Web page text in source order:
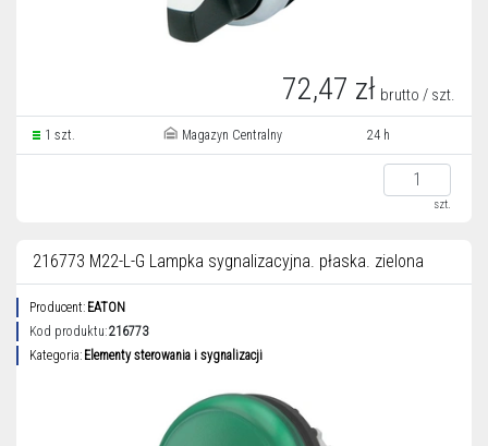
72,47 zł brutto / szt.
1 szt. Magazyn Centralny 24 h
szt.
216773 M22-L-G Lampka sygnalizacyjna. płaska. zielona
Producent: EATON
Kod produktu:216773
Kategoria: Elementy sterowania i sygnalizacji